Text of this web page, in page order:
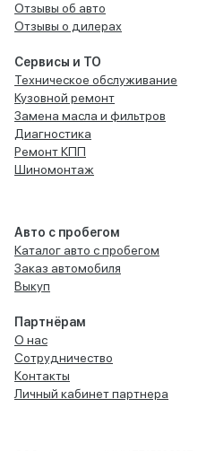
Отзывы об авто
Отзывы о дилерах
Сервисы и ТО
Техническое обслуживание
Кузовной ремонт
Замена масла и фильтров
Диагностика
Ремонт КПП
Шиномонтаж
Авто с пробегом
Каталог авто с пробегом
Заказ автомобиля
Выкуп
Партнёрам
О нас
Сотрудничество
Контакты
Личный кабинет партнера